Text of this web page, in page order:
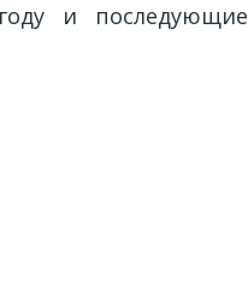
и последующие